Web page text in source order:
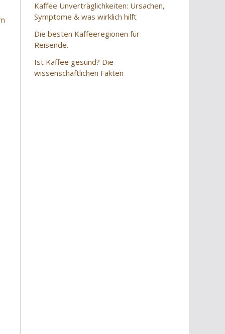
Kaffee Unverträglichkeiten: Ursachen,
Symptome & was wirklich hilft
Die besten Kaffeeregionen für
Reisende.
Ist Kaffee gesund? Die
wissenschaftlichen Fakten